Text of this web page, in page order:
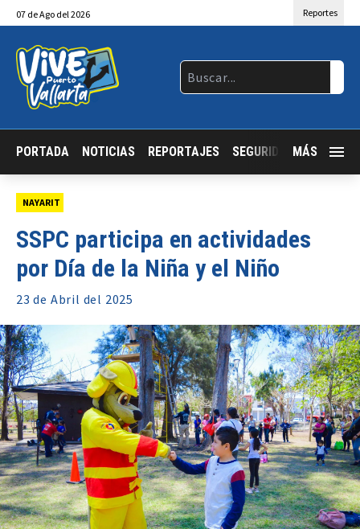
07 deAgo del 2026 Reportes
PORTADA NOTICIAS REPORTAJES SEGURIDAD JALISCO
MÁS
NAYARIT
SSPC participa en actividades
por Día de la Niña y el Niño
23 de Abril del 2025